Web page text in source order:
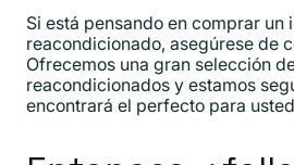
Si está pensando en comprar un
reacondicionado, asegúrese de
Ofrecemos una gran selección
reacondicionados y estamos
encontrará el perfecto para